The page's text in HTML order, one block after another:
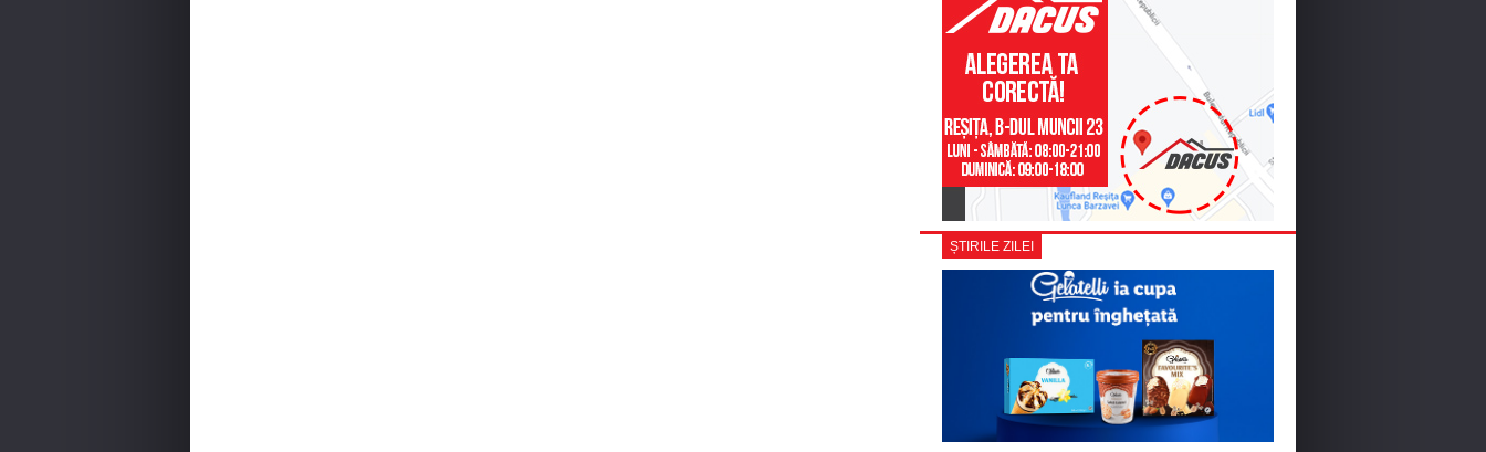
ȘTIRILE ZILEI